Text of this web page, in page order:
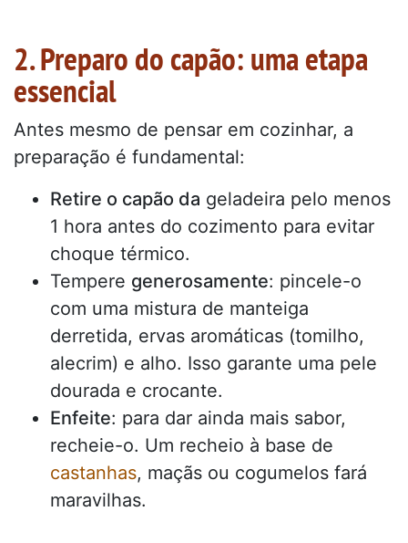
2. Preparo do capão: uma etapa
essencial
Antes mesmo de pensar em cozinhar, a
preparação é fundamental:
Retire o capão da geladeira pelo menos
1 hora antes do cozimento para evitar
choque térmico.
Tempere generosamente: pincele-o
com uma mistura de manteiga
derretida, ervas aromáticas (tomilho,
alecrim) e alho. Isso garante uma pele
dourada e crocante.
Enfeite: para dar ainda mais sabor,
recheie-o. Um recheio à base de
castanhas, maçãs ou cogumelos fará
maravilhas.